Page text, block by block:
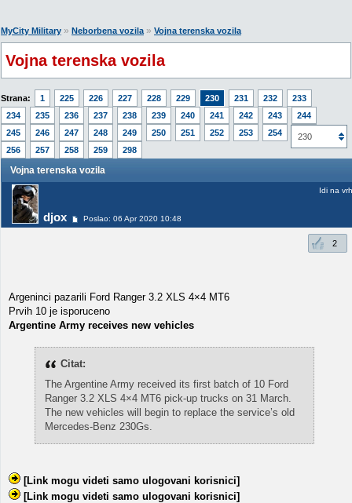
MyCity Military » Neborbena vozila» Vojna terenska vozila
Vojna terenska vozila
Strana: 1 225 226 227 228 229 230 231 232
233
234
235 236 237 238 239 240 241 242 243
244
245
246 247 248 249 250 251 252 253 254
255
256
257 258 259 298
230
Vojna terenska vozila
djox Poslao: 06 Apr 2020 10:48
Idi na vrh
2
Argeninci pazarili Ford Ranger 3.2 XLS 4×4 MT6
Prvih 10 je isporuceno
Argentine Army receives new vehicles
Citat:
The Argentine Army received its first batch of 10 Ford
Ranger 3.2 XLS 4×4 MT6 pick-up trucks on 31 March.
The new vehicles will begin to replace the service’s old
Mercedes-Benz 230Gs.
[Link mogu videti samo ulogovani korisnici]
[Link mogu videti samo ulogovani korisnici]